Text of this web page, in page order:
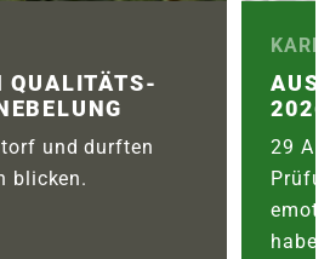
QUALITÄTS­
und durften
blicken.
2026
29